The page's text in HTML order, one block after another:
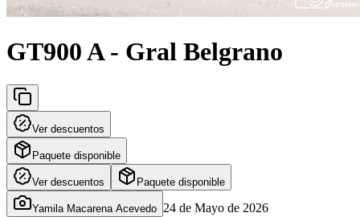
GT900 A - Gral Belgrano
Ver descuentos
Paquete disponible
Ver descuentos Paquete disponible
Yamila Macarena Acevedo 24 de Mayo de 2026